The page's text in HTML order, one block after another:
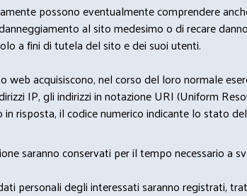
possono eventualmente comprendere
al sito medesimo o di recare
a fini di tutela del sito e dei suoi utenti.
acquisiscono, nel corso del loro normale
IP, gli indirizzi in notazione URI (Uniform
il codice numerico indicante lo stato
saranno conservati per il tempo necessario a
personali degli interessati saranno registrati,